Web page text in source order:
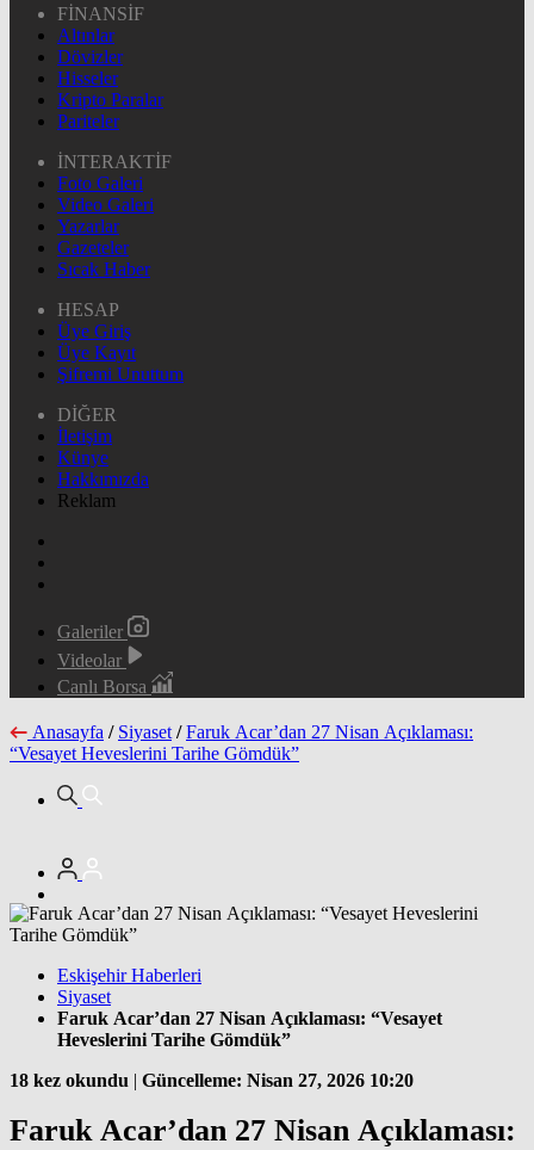
FİNANSİF
Altınlar
Dövizler
Hisseler
Kripto Paralar
Pariteler
İNTERAKTİF
Foto Galeri
Video Galeri
Yazarlar
Gazeteler
Sıcak Haber
HESAP
Üye Giriş
Üye Kayıt
Şifremi Unuttum
DİĞER
İletişim
Künye
Hakkımızda
Reklam
Galeriler
Videolar
Canlı Borsa
Anasayfa / Siyaset / Faruk Acar’dan 27 Nisan Açıklaması:
“Vesayet Heveslerini Tarihe Gömdük”
Eskişehir Haberleri
Siyaset
Faruk Acar’dan 27 Nisan Açıklaması: “Vesayet
Heveslerini Tarihe Gömdük”
18 kez okundu | Güncelleme: Nisan 27, 2026 10:20
Faruk Acar’dan 27 Nisan Açıklaması: